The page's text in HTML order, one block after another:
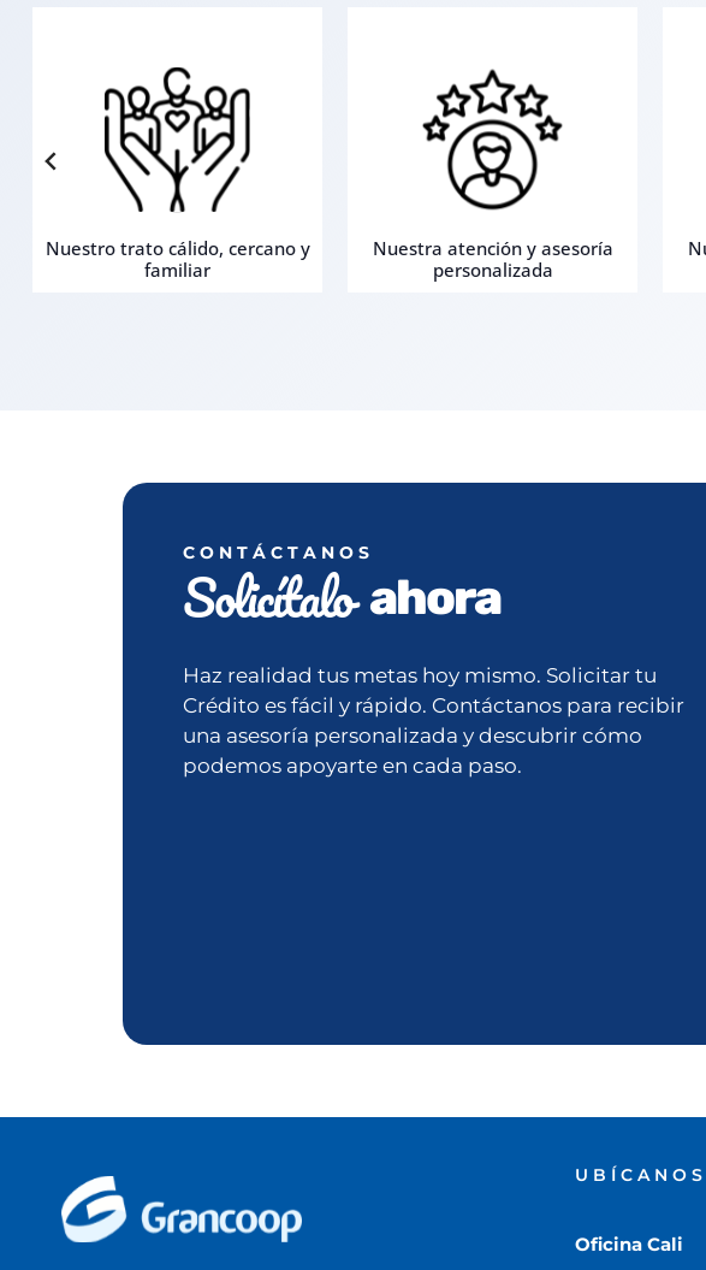
Nuestro trato cálido, cercano y
familiar
Nuestra atención y asesoría
personalizada
CONTÁCTANOS
Solicítalo ahora
Haz realidad tus metas hoy mismo. Solicitar tu
Crédito es fácil y rápido. Contáctanos para recibir
una asesoría personalizada y descubrir cómo
podemos apoyarte en cada paso.
UBÍCANOS
Oficina Cali